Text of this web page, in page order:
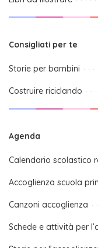
Consigliati per te
Storie per bambini
Costruire riciclando
Agenda
Calendario scolastico
Accoglienza scuola
Canzoni accoglienza
Schede e attività per